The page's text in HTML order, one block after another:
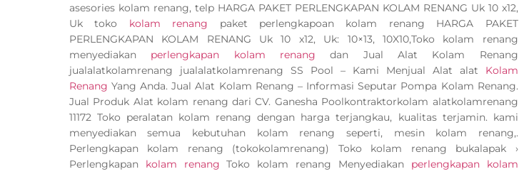
asesories kolam renang, telp HARGA PAKET PERLENGKAPAN KOLAM RENANG Uk 10 x12,
Uk toko kolam renang paket perlengkapoan kolam renang HARGA PAKET
PERLENGKAPAN KOLAM RENANG Uk 10 x12, Uk: 10×13, 10X10,Toko kolam renang
menyediakan perlengkapan kolam renang dan Jual Alat Kolam Renang
jualalatkolamrenang jualalatkolamrenang SS Pool – Kami Menjual Alat alat Kolam
Renang Yang Anda. Jual Alat Kolam Renang – Informasi Seputar Pompa Kolam Renang.
Jual Produk Alat kolam renang dari CV. Ganesha Poolkontraktorkolam alatkolamrenang
11172 Toko peralatan kolam renang dengan harga terjangkau, kualitas terjamin. kami
menyediakan semua kebutuhan kolam renang seperti, mesin kolam renang,.
Perlengkapan kolam renang (tokokolamrenang) Toko kolam renang bukalapak ›
Perlengkapan kolam renang Toko kolam renang Menyediakan perlengkapan kolam